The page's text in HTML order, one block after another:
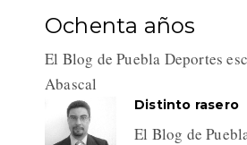
Ochenta años
El Blog de Puebla Deportes
Abascal
Distinto rasero
El Blog de